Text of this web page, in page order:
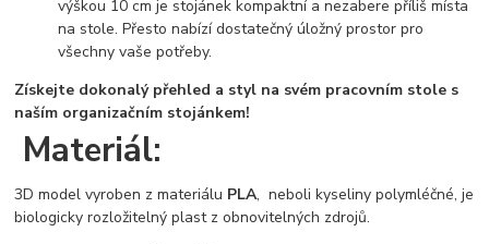
výškou 10 cm je stojánek kompaktní a nezabere příliš místa
na stole. Přesto nabízí dostatečný úložný prostor pro
všechny vaše potřeby.
Získejte dokonalý přehled a styl na svém pracovním stole s
naším organizačním stojánkem!
Materiál:
3D model vyroben z materiálu PLA, neboli kyseliny polymléčné, je
biologicky rozložitelný plast z obnovitelných zdrojů.